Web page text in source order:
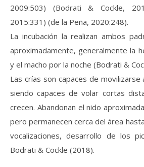
2009:503) (Bodrati & Cockle,
2015:331) (de la Peña, 2020:248).
La incubación la realizan ambos
aproximadamente, generalmente la
y el macho por la noche (Bodrati &
Las crías son capaces de
siendo capaces de volar cortas
crecen. Abandonan el nido
pero permanecen cerca del área
vocalizaciones, desarrollo de los
Bodrati & Cockle (2018).